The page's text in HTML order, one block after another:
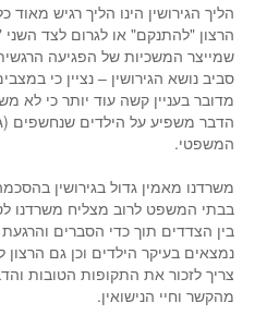
הליך הגירושין הינו הליך רגיש מאוד
הרצון "להתנקם" או לגרום לצד השני
שמייצר המשכיות של הפגיעה
סביב נושא הגירושין – נציין כי
מדובר בעניין קשה עוד יותר כי לא
הדבר משפיע על הילדים שנחשפים
המשפטי.
משרדנו מאמין גדול בגירושין
בבתי המשפט לרוב מצליח משרדנו
בין הצדדים תוך כדי הסברים והרגעת
נמצאים בעיקר הילדים וכן גם
צריך לזכור את התקופות הטובות
מהקשר וחיי הנישואין.